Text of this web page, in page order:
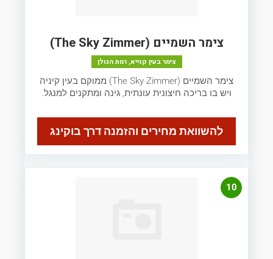
צימר השמיים (The Sky Zimmer)
צימר בעין קנייא, רמת הגולן
צימר השמיים (The Sky Zimmer) ממוקם בעין קיניה
ויש בו בריכה חיצונית עונתית, גינה ומתקנים למנגל.
להשוואת מחירים והזמנה דרך בוקינג
10